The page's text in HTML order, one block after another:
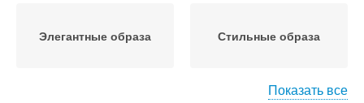
Элегантные образа Стильные образа
Показать все